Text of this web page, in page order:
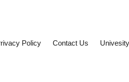
Policy Contact Us